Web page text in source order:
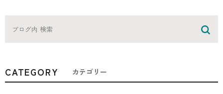
CATEGORY カテゴリー